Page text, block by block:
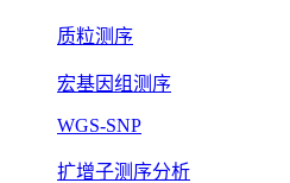
质粒测序
宏基因组测序
WGS-SNP
扩增子测序分析